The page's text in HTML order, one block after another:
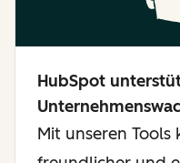
HubSpot
Mit unseren Tools